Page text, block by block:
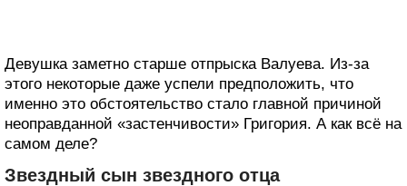
Девушка заметно старше отпрыска Валуева. Из-за
этого некоторые даже успели предположить, что
именно это обстоятельство стало главной причиной
неоправданной «застенчивости» Григория. А как всё на
самом деле?
Звездный сын звездного отца